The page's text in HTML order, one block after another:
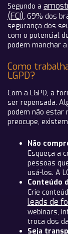
Segundo a
(FCI), 69% dos
segurança dos
com o potencial
podem manchar
Como
LGPD?
Com a LGPD, a
ser repensada.
podem não estar
preocupe,
Não
Esqueça a
pessoas
usá-los. A
Conteúdo
Crie
leads de
webinars,
troca dos
Seja